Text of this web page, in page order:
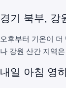
경기 북부, 강
오후부터 기온이
나 강원 산간 지역
내일 아침 영